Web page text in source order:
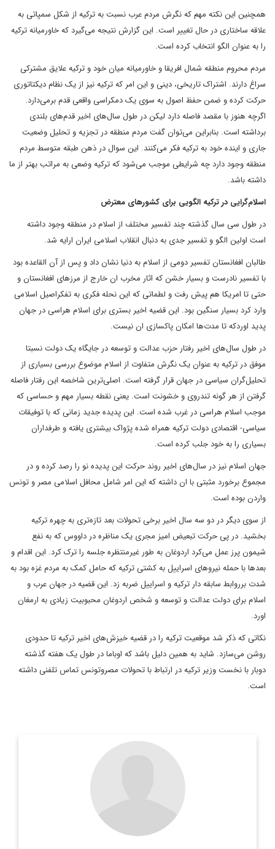
همچنین این نکته مهم که نگرش مردم عرب نسبت به ترکیه از شکل سمپاتی به
علاقه ساختاری در حال تغییر است. این گزارش نتیجه می‌گیرد که خاورمیانه ترکیه
را به عنوان الگو انتخاب کرده است.
مردم محروم منطقه شمال افریقا و خاورمیانه میان خود و ترکیه علایق مشترکی
سراغ دارند. اشتراک تاریخی، دینی و این امر که ترکیه نیز از یک نظام دیکتاتوری
حرکت کرده و ضمن حفظ اصول به سوی یک دمکراسی واقعی قدم برمی‌دارد.
اگرچه هنوز با مقصد فاصله دارد لیکن در طول سال‌های اخیر قدم‌های بلندی
برداشته است. بنابراین می‌توان گفت مردم منطقه در تجزیه و تحلیل وضعیت
جاری و اینده خود به ترکیه فکر می‌کنند. این سوال در ذهن طبقه متوسط مردم
منطقه وجود دارد چه شرایطی موجب می‌شود که ترکیه وضعی به مراتب بهتر از ما
داشته باشد.
اسلام‌گرایی در ترکیه الگویی برای کشورهای معترض
در طول سی سال گذشته چند تفسیر مختلف از اسلام در منطقه وجود داشته
است اولین الگو و تفسیر جدی به دنبال انقلاب اسلامی ‌ایران ارایه شد.
طالبان افغانستان تفسیر دومی ‌از اسلام به دنیا نشان داد و پس از آن القاعده بود
با تفسیر نادرست و بسیار خشن که اثار مخرب ان خارج از مرزهای افغانستان و
حتی تا امریکا هم پیش رفت و لطماتی که این نحله فکری به تفکراصیل اسلامی‌
وارد کرد بسیار سنگین بود. این قضیه اخیر بستری برای اسلام هراسی در جهان
پدید اوردکه تا مدت‌ها امکان پاکسازی ان نیست.
در طول سال‌های اخیر رفتار حزب عدالت و توسعه در جایگاه یک دولت نسبتا
موفق در ترکیه به عنوان یک نگرش متفاوت از اسلام موضوع بررسی بسیاری از
تحلیل‌گران سیاسی در جهان قرار گرفته است. اصلی‌ترین شاخصه این رفتار فاصله
گرفتن از هر گونه تندروی و خشونت است. یعنی نقطه بسیار مهم و حساسی که
موجب اسلام هراسی در غرب شده است. این پدیده جدید زمانی که با توفیقات
سیاسی- اقتصادی دولت ترکیه همراه شده پژواک بیشتری یافته و طرفداران
بسیاری را به خود جلب کرده است.
جهان اسلام نیز در سال‌های اخیر روند حرکت این پدیده نو را رصد کرده و در
مجموع برخورد مثبتی با ان داشته که این امر شامل محافل اسلامی ‌مصر و تونس
واردن بوده است.
از سوی دیگر در دو سه سال اخیر برخی تحولات بعد تازه‌تری به چهره ترکیه
بخشید. در پی حرکت تبعیض امیز مجری یک مناظره در داووس که به نفع
شیمون پرز عمل می‌کرد اردوغان به طور غیرمنتظره جلسه را ترک کرد. این اقدام و
بعدها با حمله نیروهای اسراییل به کشتی ترکیه که حامل کمک به مردم غزه بود به
شدت برروابط سابقه دار ترکیه و اسراییل ضربه زد. این قضیه در جهان عرب و
اسلام برای دولت عدالت و توسعه و شخص اردوغان محبوبیت زیادی به ارمغان
اورد.
نکاتی که ذکر شد موقعیت ترکیه را در قضیه خیزش‌های اخیر ترکیه تا حدودی
روشن می‌سازد. شاید به همین دلیل باشد که اوباما در طول یک هفته گذشته
دوبار با نخست وزیر ترکیه در ارتباط با تحولات مصروتونس تماس تلفنی داشته
است.